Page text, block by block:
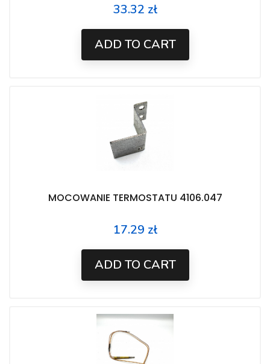
Price
33.32 zł
ADD TO CART
MOCOWANIE TERMOSTATU 4106.047
Price
17.29 zł
ADD TO CART